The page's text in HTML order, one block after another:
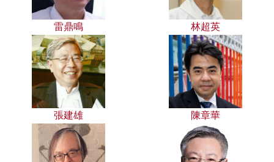
雷鼎鳴 林超英
張建雄 陳章華